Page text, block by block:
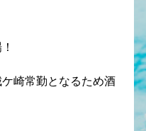
崎常勤となるため酒